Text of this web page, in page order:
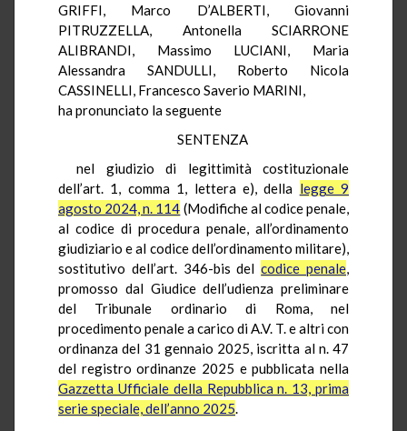
GRIFFI, Marco D’ALBERTI, Giovanni
PITRUZZELLA, Antonella SCIARRONE
ALIBRANDI, Massimo LUCIANI, Maria
Alessandra SANDULLI, Roberto Nicola
CASSINELLI, Francesco Saverio MARINI,
ha pronunciato la seguente
SENTENZA
nel giudizio di legittimità costituzionale
dell’art. 1, comma 1, lettera e), della legge 9
agosto 2024, n. 114 (Modifiche al codice penale,
al codice di procedura penale, all’ordinamento
giudiziario e al codice dell’ordinamento militare),
sostitutivo dell’art. 346-bis delcodice penale,
promosso dal Giudice dell’udienza preliminare
del Tribunale ordinario di Roma, nel
procedimento penale a carico di A.V. T. e altri con
ordinanza del 31 gennaio 2025, iscritta al n. 47
del registro ordinanze 2025 e pubblicata nella
Gazzetta Ufficiale della Repubblica n. 13, prima
serie speciale, dell’anno 2025.